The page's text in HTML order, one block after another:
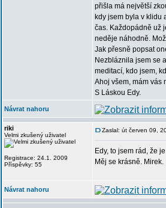
přišla má největší
kdy jsem byla v klidu
čas. Každopádně už
neděje náhodně.
Jak přesně popsat
Nezbláznila jsem se
meditací, kdo jsem,
Ahoj všem, mám vás
S Láskou Edy.
Návrat nahoru
riki
Velmi zkušený uživatel
Registrace: 24.1. 2009
Příspěvky: 55
Zaslal: út červen 09,
Edy, to jsem rád, že
Měj se krásně. Mirek.
Návrat nahoru